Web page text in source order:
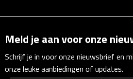
Dubbelwandige glazen
Bierglazen
Meld je aan voor onze
Schrijf je in voor onze nieuwsbrief en
onze leuke aanbiedingen of updates.